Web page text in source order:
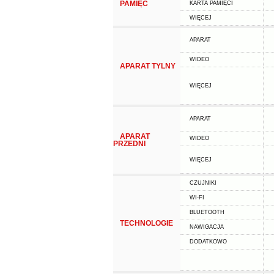
PAMIĘĆ KARTA PAMIĘCI
WIĘCEJ
APARAT TYLNY
APARAT
WIDEO
WIĘCEJ
APARAT
PRZEDNI
APARAT
WIDEO
WIĘCEJ
TECHNOLOGIE
CZUJNIKI
WI-FI
BLUETOOTH
NAWIGACJA
DODATKOWO